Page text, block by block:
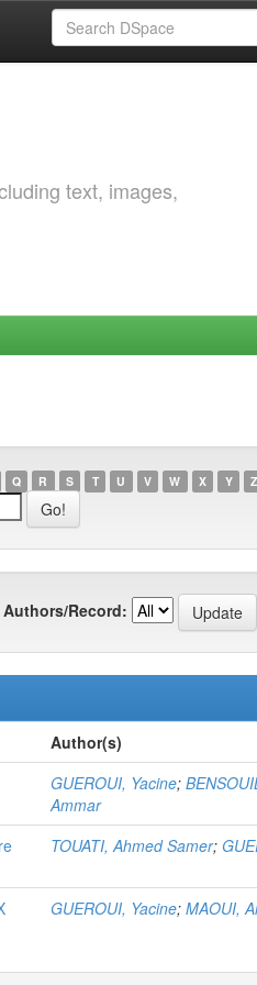
text, images,
Q R S T U V W X Y Z
Authors/Record:
Author(s)
GUEROUI, Yacine;
Ammar
TOUATI, Ahmed Samer;
GUEROUI, Yacine; MAOUI,